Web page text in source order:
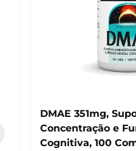
DMAE 351mg,
Concentração e
Cognitiva, 100